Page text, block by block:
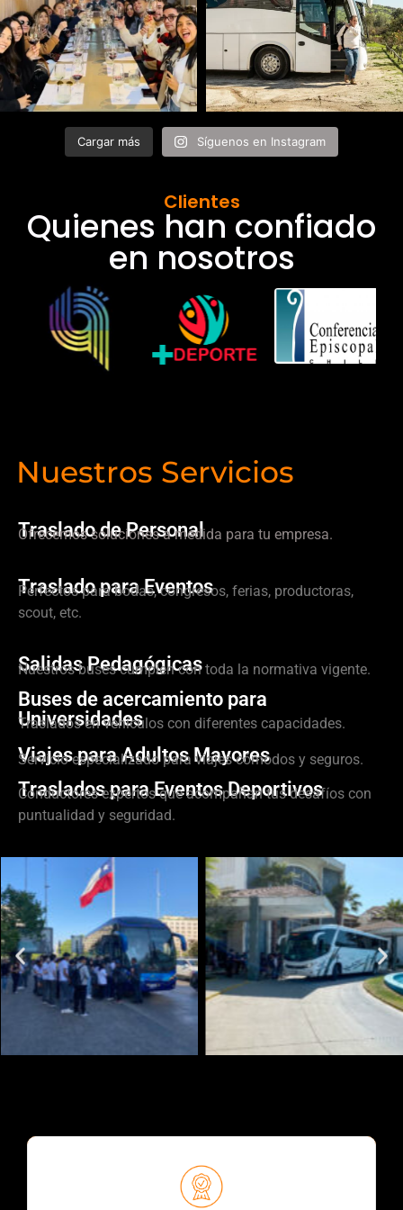
Cargar más Síguenos en Instagram
Clientes
Quienes han confiado
en nosotros
Nuestros Servicios
Traslado de Personal
Ofrecemos soluciones a medida para tu empresa.
Traslado para Eventos
Perfectos para bodas, congresos, ferias, productoras,
scout, etc.
Salidas Pedagógicas
Nuestros buses cumplen con toda la normativa vigente.
Buses de acercamiento para
Universidades
Traslados en vehículos con diferentes capacidades.
Viajes para Adultos Mayores
Servicio especializado para viajes cómodos y seguros.
Traslados para Eventos Deportivos
Conductores expertos que acompañan tus desafíos con
puntualidad y seguridad.